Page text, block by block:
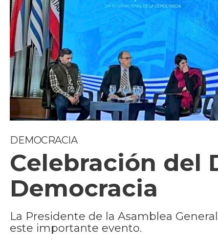
DEMOCRACIA
Celebración del
Democracia
La Presidente de la Asamblea
este importante evento.